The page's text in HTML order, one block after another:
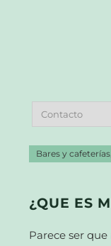
Bares y cafeterías
¿QUE ES
Parece ser